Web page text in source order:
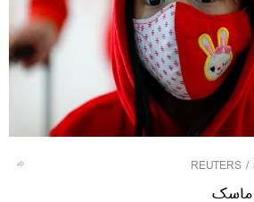
REUTERS /